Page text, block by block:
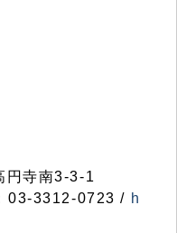
寺南3-3-1
03-3312-0723 / h